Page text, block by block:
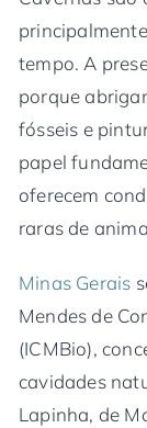
tempo. A
porque
fósseis e
papel
oferecem
raras de
Minas Gerais
Mendes de
(ICMBio),
cavidades
Lapinha, de